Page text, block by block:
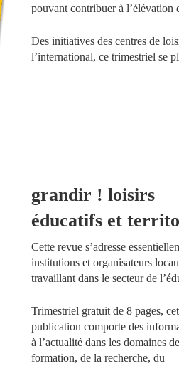
pouvant contribuer à l’élévation
Des initiatives des centres de
l’international, ce trimestriel se
grandir ! loisirs
éducatifs et
Cette revue s’adresse
institutions et organisateurs
travaillant dans le secteur de
Trimestriel gratuit de 8 pages,
publication comporte des
à l’actualité dans les domaines
formation, de la recherche, du